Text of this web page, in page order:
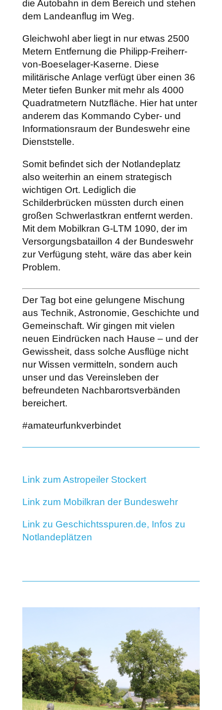
die Autobahn in dem Bereich und stehen
dem Landeanflug im Weg.
Gleichwohl aber liegt in nur etwas 2500
Metern Entfernung die Philipp-Freiherr-
von-Boeselager-Kaserne. Diese
militärische Anlage verfügt über einen 36
Meter tiefen Bunker mit mehr als 4000
Quadratmetern Nutzfläche. Hier hat unter
anderem das Kommando Cyber- und
Informationsraum der Bundeswehr eine
Dienststelle.
Somit befindet sich der Notlandeplatz
also weiterhin an einem strategisch
wichtigen Ort. Lediglich die
Schilderbrücken müssten durch einen
großen Schwerlastkran entfernt werden.
Mit dem Mobilkran G-LTM 1090, der im
Versorgungsbataillon 4 der Bundeswehr
zur Verfügung steht, wäre das aber kein
Problem.
Der Tag bot eine gelungene Mischung
aus Technik, Astronomie, Geschichte und
Gemeinschaft. Wir gingen mit vielen
neuen Eindrücken nach Hause – und der
Gewissheit, dass solche Ausflüge nicht
nur Wissen vermitteln, sondern auch
unser und das Vereinsleben der
befreundeten Nachbarortsverbänden
bereichert.
#amateurfunkverbindet
Link zum Astropeiler Stockert
Link zum Mobilkran der Bundeswehr
Link zu Geschichtsspuren.de, Infos zu
Notlandeplätzen